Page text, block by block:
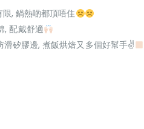
, 鍋熱啲都頂唔住
, 配戴舒適
矽膠邊, 煮飯烘焙又多個好幫手✌